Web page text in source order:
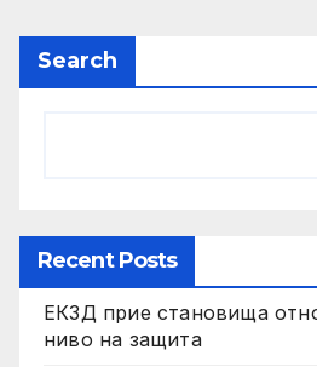
Search
Recent Posts
ЕКЗД прие становища
ниво на защита